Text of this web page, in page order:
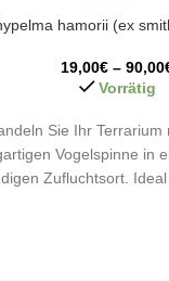
hamorii (ex
19,00€ –90,00
Vorrätig
Sie Ihr Terrarium
Vogelspinne in
Zufluchtsort.